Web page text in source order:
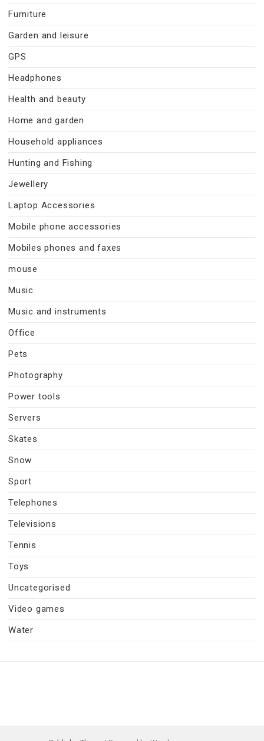
Furniture
Garden and leisure
GPS
Headphones
Health and beauty
Home and garden
Household appliances
Hunting and Fishing
Jewellery
Laptop Accessories
Mobile phone accessories
Mobiles phones and faxes
mouse
Music
Music and instruments
Office
Pets
Photography
Power tools
Servers
Skates
Snow
Sport
Telephones
Televisions
Tennis
Toys
Uncategorised
Video games
Water